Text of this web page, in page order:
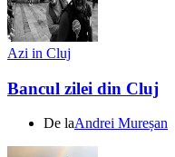
Azi in Cluj
Bancul zilei din Cluj
De laAndrei Mureșan